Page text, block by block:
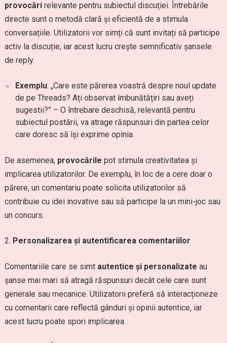
provocărirelevante pentru subiectul discuției. Întrebările
directe sunt o metodă clară și eficientă de a stimula
conversațiile. Utilizatorii vor simți că sunt invitați să participe
activ la discuție, iar acest lucru crește semnificativ șansele
de reply.
Exemplu: „Care este părerea voastră despre noul update
de pe Threads? Ați observat îmbunătățiri sau aveți
sugestii?” – O întrebare deschisă, relevantă pentru
subiectul postării, va atrage răspunsuri din partea celor
care doresc să își exprime opinia.
De asemenea, provocările pot stimula creativitatea și
implicarea utilizatorilor. De exemplu, în loc de a cere doar o
părere, un comentariu poate solicita utilizatorilor să
contribuie cu idei inovative sau să participe la un mini-joc sau
un concurs.
Personalizarea și autentificarea comentariilor
Comentariile care se simt autentice și personalizate au
șanse mai mari să atragă răspunsuri decât cele care sunt
generale sau mecanice. Utilizatorii preferă să interacționeze
cu comentarii care reflectă gânduri și opinii autentice, iar
acest lucru poate spori implicarea.